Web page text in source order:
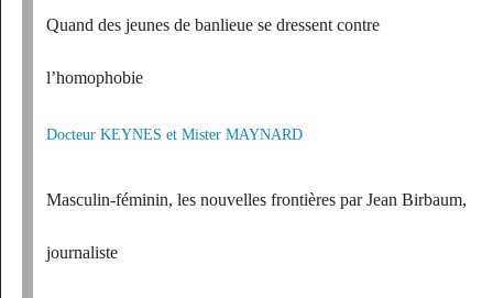
Quand des jeunes de banlieue se dressent contre
l’homophobie
Docteur KEYNES et Mister MAYNARD
Masculin-féminin, les nouvelles frontières par Jean Birbaum,
journaliste